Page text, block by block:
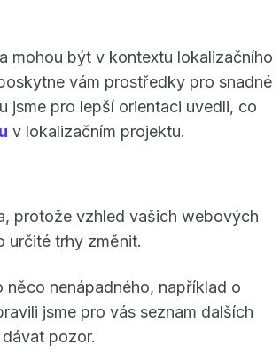
mohou být v kontextu lokalizačního
vám prostředky pro snadné
jsme pro lepší orientaci uvedli, co
v lokalizačním projektu.
protože vzhled vašich webových
určité trhy změnit.
nenápadného, například o
jsme pro vás seznam dalších
pozor.